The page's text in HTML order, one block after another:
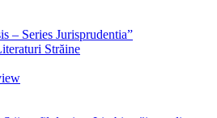
– Series Jurisprudentia”
Străine